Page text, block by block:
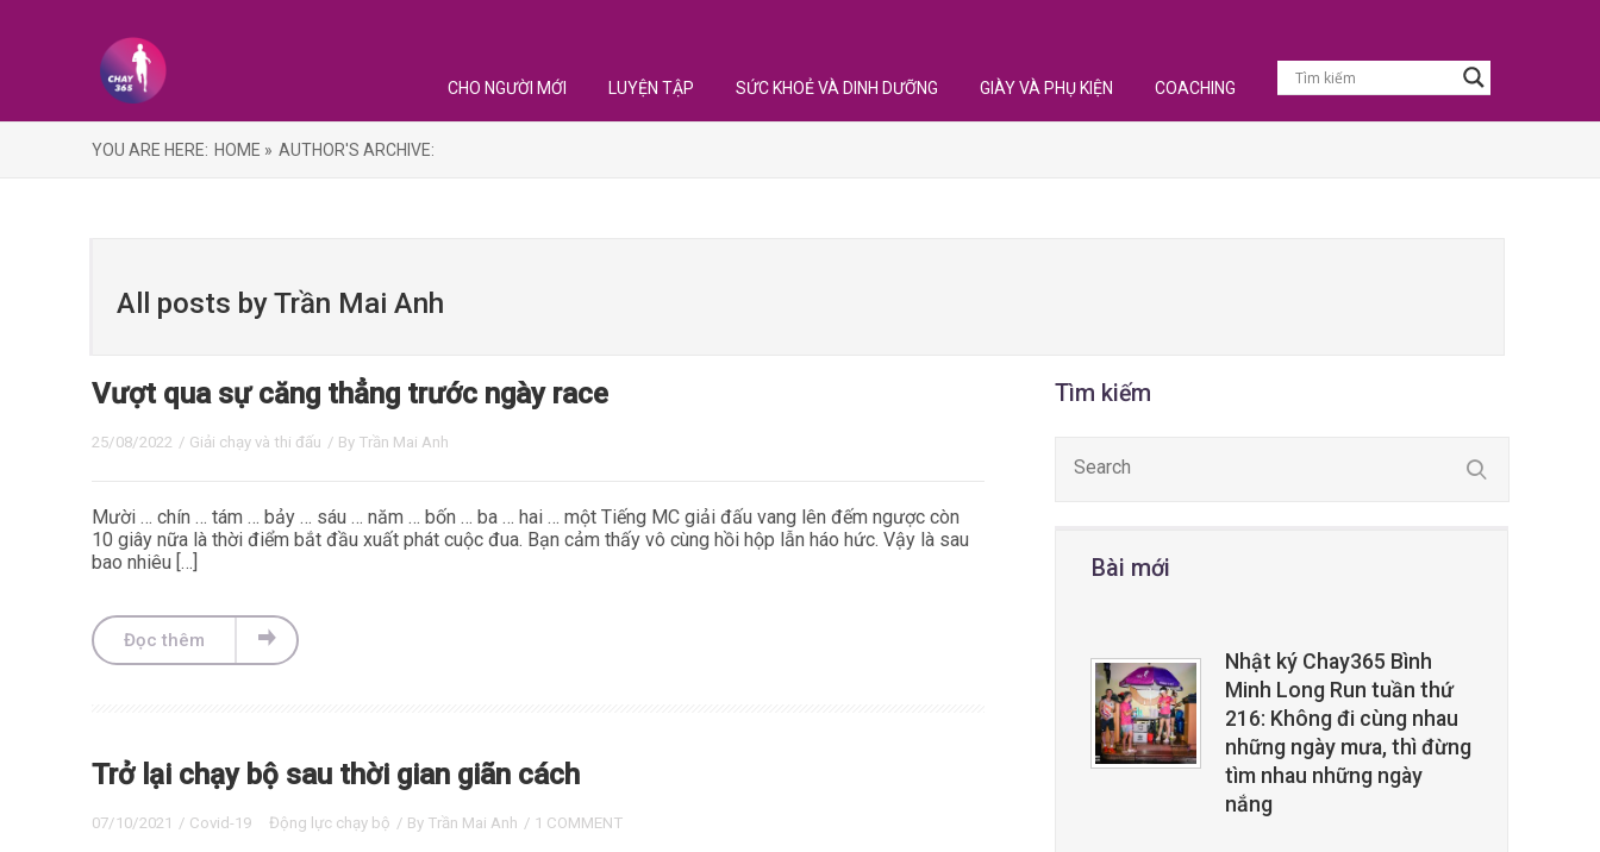
CHO NGƯỜI MỚI LUYỆN TẬP SỨC KHOẺ VÀ DINH DƯỠNG GIÀY VÀ PHỤ KIỆN COACHING
YOU ARE HERE: HOME » AUTHOR'S ARCHIVE:
All posts by Trần Mai Anh
Vượt qua sự căng thẳng trước ngày race
25/08/2022 / Giải chạy và thi đấu / By Trần Mai Anh
Mười … chín … tám … bảy … sáu … năm … bốn … ba … hai … một Tiếng MC giải đấu vang lên đếm ngược còn
10 giây nữa là thời điểm bắt đầu xuất phát cuộc đua. Bạn cảm thấy vô cùng hồi hộp lẫn háo hức. Vậy là sau
bao nhiêu […]
Đọc thêm
Trở lại chạy bộ sau thời gian giãn cách
07/10/2021 / Covid-19 Động lực chạy bộ / By Trần Mai Anh / 1 COMMENT
Tìm kiếm
Bài mới
Nhật ký Chay365 Bình
Minh Long Run tuần thứ
216: Không đi cùng nhau
những ngày mưa, thì đừng
tìm nhau những ngày
nắng